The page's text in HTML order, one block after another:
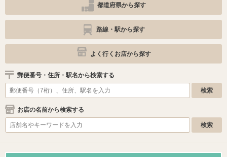
都道府県から探す
路線・駅から探す
よく行くお店から探す
郵便番号・住所・駅名から検索する
お店の名前から検索する